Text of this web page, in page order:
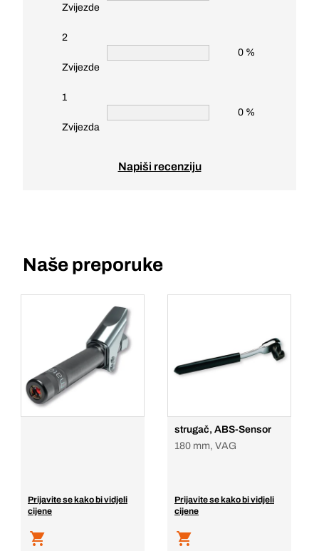
Zvijezde
2
Zvijezde
0 %
1
Zvijezda
0 %
Napiši recenziju
Naše preporuke
Prijavite se kako bi vidjeli
cijene
strugač, ABS-Sensor
180 mm, VAG
Prijavite se kako bi vidjeli
cijene